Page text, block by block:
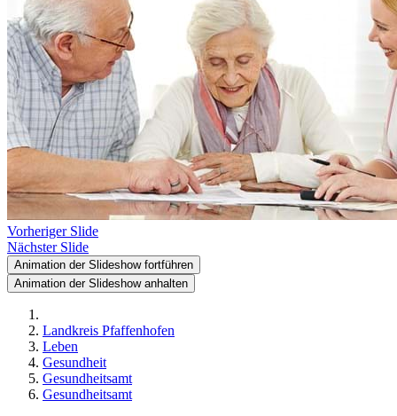
Vorheriger Slide
Nächster Slide
Animation der Slideshow fortführen
Animation der Slideshow anhalten
Landkreis Pfaffenhofen
Leben
Gesundheit
Gesundheitsamt
Gesundheitsamt